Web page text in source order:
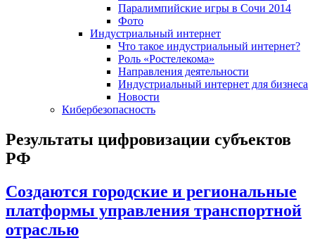
Паралимпийские игры в Сочи 2014
Фото
Индустриальный интернет
Что такое индустриальный интернет?
Роль «Ростелекома»
Направления деятельности
Индустриальный интернет для бизнеса
Новости
Кибербезопасность
Результаты цифровизации субъектов
РФ
Создаются городские и региональные
платформы управления транспортной
отраслью